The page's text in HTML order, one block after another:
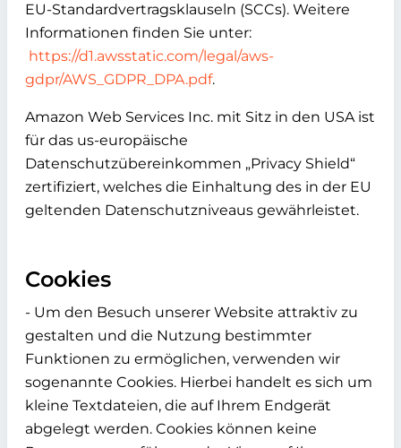
EU-Standardvertragsklauseln (SCCs). Weitere
Informationen finden Sie unter:
https://d1.awsstatic.com/legal/aws-
gdpr/AWS_GDPR_DPA.pdf.
Amazon Web Services Inc. mit Sitz in den USA ist
für das us-europäische
Datenschutzübereinkommen „Privacy Shield“
zertifiziert, welches die Einhaltung des in der EU
geltenden Datenschutzniveaus gewährleistet.
Cookies
- Um den Besuch unserer Website attraktiv zu
gestalten und die Nutzung bestimmter
Funktionen zu ermöglichen, verwenden wir
sogenannte Cookies. Hierbei handelt es sich um
kleine Textdateien, die auf Ihrem Endgerät
abgelegt werden. Cookies können keine